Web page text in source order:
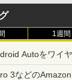
1週間
Autoをワイ
3などの